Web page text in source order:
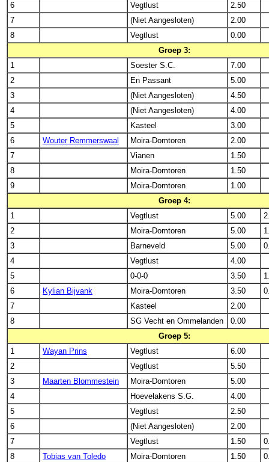
6
Vegtlust
2.50
7
(Niet Aangesloten)
2.00
8
Vegtlust
0.00
Groep 3:
1
Soester S.C.
7.00
2
En Passant
5.00
3
(Niet Aangesloten)
4.50
4
(Niet Aangesloten)
4.00
5
Kasteel
3.00
6
Wouter Remmerswaal Moira-Domtoren
2.00
7
Vianen
1.50
8
Moira-Domtoren
1.50
9
Moira-Domtoren
1.00
Groep 4:
1
Vegtlust 5.00
2
Moira-Domtoren 5.00
3
Barneveld 5.00
4
Vegtlust
4.00
5
0-0-0 3.50
6
Kylian Bijvank Moira-Domtoren 3.50
7
Kasteel
2.00
8
SG Vecht en Ommelanden
0.00
Groep 5:
1
Wayan Prins Vegtlust
6.00
2
Vegtlust
5.50
3
Maarten Blommestein Moira-Domtoren
5.00
4
Hoevelakens S.G.
4.00
5
Vegtlust
2.50
6
(Niet Aangesloten)
2.00
7
Vegtlust 1.50
8
Tobias van Toledo Moira-Domtoren 1.50